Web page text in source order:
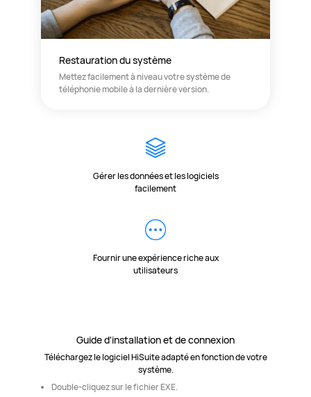
Restauration du système
Mettez facilement à niveau votre système de
téléphonie mobile à la dernière version.
Gérer les données et les logiciels
facilement
Fournir une expérience riche aux
utilisateurs
Guide d'installation et de connexion
Téléchargez le logiciel HiSuite adapté en fonction de votre
système.
Double-cliquez sur le fichier EXE.